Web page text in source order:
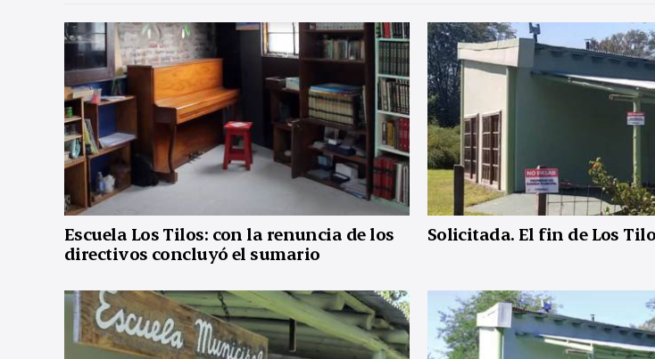
Escuela Los Tilos: con la renuncia de los
directivos concluyó el sumario
Solicitada. El fin de Los